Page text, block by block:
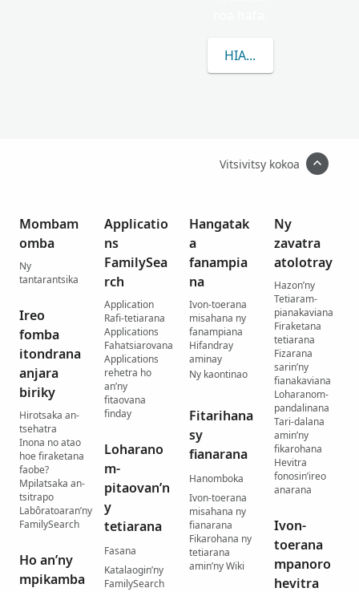
HIANATRA MISIMISY
Vitsivitsy kokoa
Mombam
omba
Ny
tantarantsika
Ireo
fomba
itondrana
anjara
biriky
Hirotsaka an-
tsehatra
Inona no atao
hoe firaketana
faobe?
Mpilatsaka an-
tsitrapo
Labôratoaran’ny
FamilySearch
Ho an’ny
mpikamba
Applicatio
ns
FamilySea
rch
Application
Rafi-tetiarana
Applications
Fahatsiarovana
Applications
rehetra ho
an’ny
fitaovana
finday
Loharano
m-
pitaovan’n
y
tetiarana
Fasana
Katalaogin’ny
FamilySearch
Hangatak
a
fanampia
na
Ivon-toerana
misahana ny
fanampiana
Hifandray
aminay
Ny kaontinao
Fitarihana
sy
fianarana
Hanomboka
Ivon-toerana
misahana ny
fianarana
Fikarohana ny
tetiarana
amin’ny Wiki
Ny
zavatra
atolotray
Hazon’ny
Tetiaram-
pianakaviana
Firaketana
tetiarana
Fizarana
sarin’ny
fianakaviana
Loharanom-
pandalinana
Tari-dalana
amin’ny
fikarohana
Hevitra
fonosin’ireo
anarana
Ivon-
toerana
mpanoro
hevitra